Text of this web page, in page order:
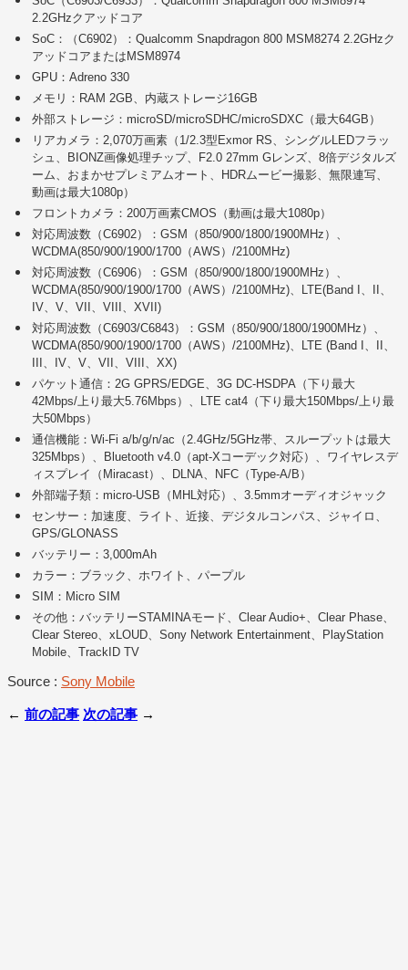
2.2GHzクアッドコア
SoC：（C6902）：Qualcomm Snapdragon 800 MSM8274 2.2GHzク
アッドコアまたはMSM8974
GPU：Adreno 330
メモリ：RAM 2GB、内蔵ストレージ16GB
外部ストレージ：microSD/microSDHC/microSDXC（最大64GB）
リアカメラ：2,070万画素（1/2.3型Exmor RS、シングルLEDフラッ
シュ、BIONZ画像処理チップ、F2.0 27mm Gレンズ、8倍デジタルズ
ーム、おまかせプレミアムオート、HDRムービー撮影、無限連写、
動画は最大1080p）
フロントカメラ：200万画素CMOS（動画は最大1080p）
対応周波数（C6902）：GSM（850/900/1800/1900MHz）、
WCDMA(850/900/1900/1700（AWS）/2100MHz)
対応周波数（C6906）：GSM（850/900/1800/1900MHz）、
WCDMA(850/900/1900/1700（AWS）/2100MHz)、LTE(Band I、II、
IV、V、VII、VIII、XVII)
対応周波数（C6903/C6843）：GSM（850/900/1800/1900MHz）、
WCDMA(850/900/1900/1700（AWS）/2100MHz)、LTE (Band I、II、
III、IV、V、VII、VIII、XX)
パケット通信：2G GPRS/EDGE、3G DC-HSDPA（下り最大
42Mbps/上り最大5.76Mbps）、LTE cat4（下り最大150Mbps/上り最
大50Mbps）
通信機能：Wi-Fi a/b/g/n/ac（2.4GHz/5GHz帯、スループットは最大
325Mbps）、Bluetooth v4.0（apt-Xコーデック対応）、ワイヤレスデ
ィスプレイ（Miracast）、DLNA、NFC（Type-A/B）
外部端子類：micro-USB（MHL対応）、3.5mmオーディオジャック
センサー：加速度、ライト、近接、デジタルコンパス、ジャイロ、
GPS/GLONASS
バッテリー：3,000mAh
カラー：ブラック、ホワイト、パープル
SIM：Micro SIM
その他：バッテリーSTAMINAモード、Clear Audio+、Clear Phase、
Clear Stereo、xLOUD、Sony Network Entertainment、PlayStation
Mobile、TrackID TV
Source : Sony Mobile
← 前の記事 次の記事 →